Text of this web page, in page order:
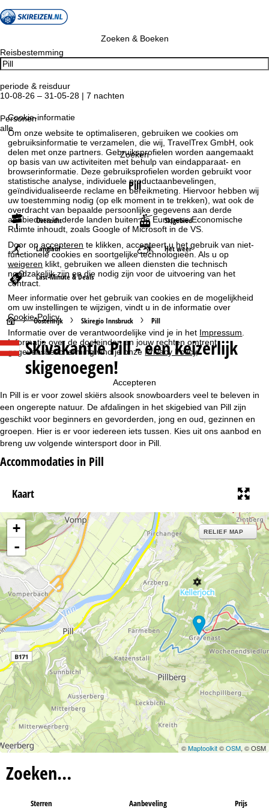
Cookie-informatie
Om onze website te optimaliseren, gebruiken we cookies om
gebruiksinformatie te verzamelen, die wij, TravelTrex GmbH, ook
delen met onze partners. Gebruiksprofielen worden aangemaakt
op basis van uw activiteiten met behulp van eindapparaat- en
browserinformatie. Deze gebruiksprofielen worden gebruikt voor
statistische analyse, individuele productaanbevelingen,
geïndividualiseerde reclame en bereikmeting. Hiervoor hebben wij
uw toestemming nodig (op elk moment in te trekken), wat ook de
overdracht van bepaalde persoonlijke gegevens aan derde
aanbieders in derde landen buiten de Europese Economische
Ruimte inhoudt, zoals Google of Microsoft in de VS.
Door opaccepteren te klikken, accepteert u het gebruik van niet-
functionele cookies en soortgelijke technologieën. Als u op
weigeren klikt, gebruiken we alleen diensten die technisch
noodzakelijk zijn en die nodig zijn voor de uitvoering van het
contract.
Meer informatie over het gebruik van cookies en de mogelijkheid
om uw instellingen te wijzigen, vindt u in de informatie over
Cookie-Policy.
Informatie over de verantwoordelijke vind je in het Impressum
Informatie over de doeleinden en jouw rechten omtrent
gegevensbescherming vind je onze Privacy Policy.
Accepteren
Zoeken & Boeken
Reisbestemming
periode & reisduur
10-08-26 – 31-05-28 | 7 nachten
Personen
alle
Zoeken
Pill
Overzicht Skigebied
Langlauf Het weer
Last-Minute & Deals
S
t
r
t
p
a
g
i
a
Oostenrijk Skiregio Innsbruck Pill
Skivakantie Pill - een keizerlijk
skigenoegen!
In Pill is er voor zowel skiërs alsook snowboarders veel te beleven in
een ongerepte natuur. De afdalingen in het skigebied van Pill zijn
geschikt voor beginners en gevorderden, jong en oud, gezinnen en
groepen. Hier is er voor iedereen iets tussen. Kies uit ons aanbod en
breng uw volgende wintersport door in Pill.
Accommodaties in Pill
Kaart
+
-
RELIEF MAP
©Maptoolkit©OSM, © OSM
Zoeken…
Sterren Aanbeveling Prijs